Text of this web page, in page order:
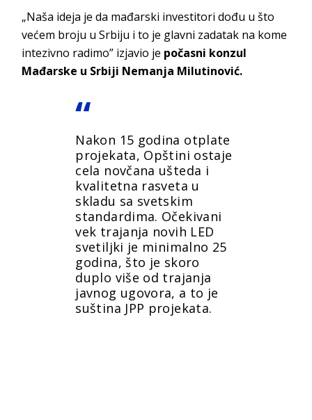
„Naša ideja je da mađarski investitori dođu u što
većem broju u Srbiju i to je glavni zadatak na kome
intezivno radimo” izjavio je počasni konzul
Mađarske u Srbiji Nemanja Milutinović.
Nakon 15 godina otplate
projekata, Opštini ostaje
cela novčana ušteda i
kvalitetna rasveta u
skladu sa svetskim
standardima. Očekivani
vek trajanja novih LED
svetiljki je minimalno 25
godina, što je skoro
duplo više od trajanja
javnog ugovora, a to je
suština JPP projekata.